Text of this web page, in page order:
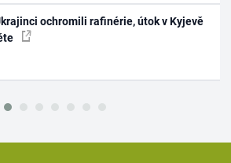
ochromili rafinérie, útok v Kyjevě